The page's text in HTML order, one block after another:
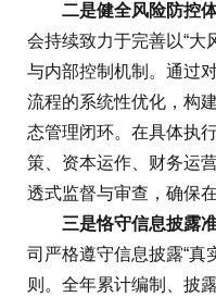
二是健全风险防控体
会持续致力于完善以“大
与内部控制机制。通过
流程的系统性优化，构
态管理闭环。在具体执
策、资本运作、财务运
透式监督与审查，确保
三是恪守信息披露准
司严格遵守信息披露“真
则。全年累计编制、披